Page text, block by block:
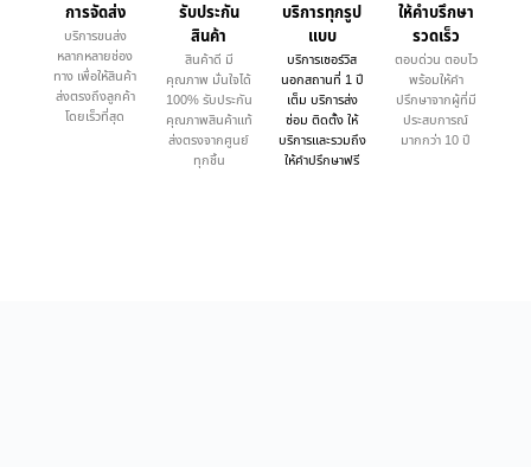
การจัดส่ง
บริการขนส่ง
หลากหลายช่อง
ทาง เพื่อให้สินค้า
ส่งตรงถึงลูกค้า
โดยเร็วที่สุด
รับประกัน
สินค้า
สินค้าดี มี
คุณภาพ มั่นใจได้
100% รับประกัน
คุณภาพสินค้าแท้
ส่งตรงจากศูนย์
ทุกชิ้น
บริการทุกรูป
แบบ
บริการเซอร์วิส
นอกสถานที่ 1 ปี
เต็ม บริการส่ง
ซ่อม ติดตั้ง ให้
บริการและรวมถึง
ให้คำปรึกษาฟรี
ให้คำบรึกษา
รวดเร็ว
ตอบด่วน ตอบไว
พร้อมให้คำ
ปรึกษาจากผู้ที่มี
ประสบการณ์
มากกว่า 10 ปี